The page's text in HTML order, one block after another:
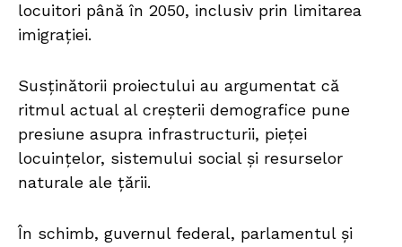
locuitori până în 2050, inclusiv prin limitarea
imigrației.
Susținătorii proiectului au argumentat că
ritmul actual al creșterii demografice pune
presiune asupra infrastructurii, pieței
locuințelor, sistemului social și resurselor
naturale ale țării.
În schimb, guvernul federal, parlamentul și